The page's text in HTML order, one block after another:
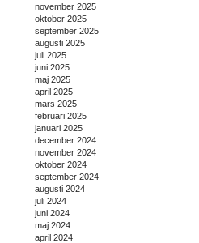
november 2025
oktober 2025
september 2025
augusti 2025
juli 2025
juni 2025
maj 2025
april 2025
mars 2025
februari 2025
januari 2025
december 2024
november 2024
oktober 2024
september 2024
augusti 2024
juli 2024
juni 2024
maj 2024
april 2024